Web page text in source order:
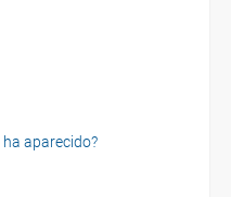
aparecido?